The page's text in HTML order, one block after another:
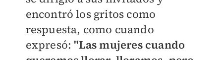
encontró los gritos como
respuesta, como cuando
expresó:"Las mujeres cuando